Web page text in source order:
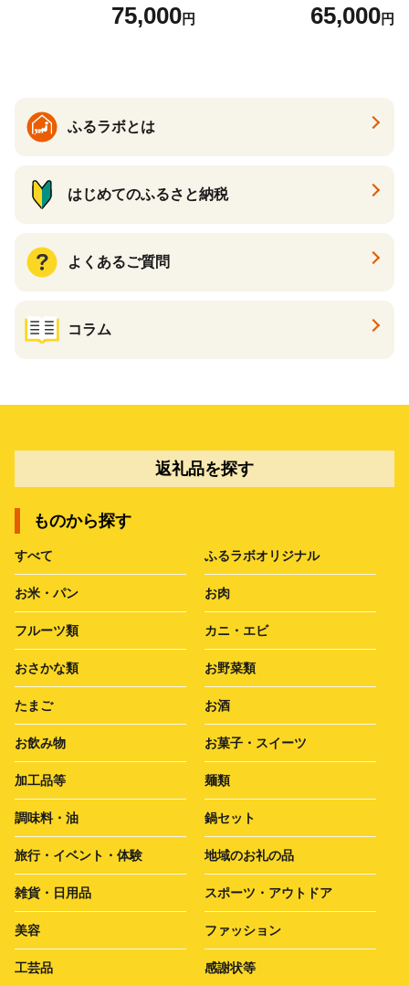
75,000円 65,000円
ふるラボとは
はじめてのふるさと納税
よくあるご質問
コラム
返礼品を探す
ものから探す
すべて ふるラボオリジナル
お米・パン お肉
フルーツ類 カニ・エビ
おさかな類 お野菜類
たまご お酒
お飲み物 お菓子・スイーツ
加工品等 麺類
調味料・油 鍋セット
旅行・イベント・体験 地域のお礼の品
雑貨・日用品 スポーツ・アウトドア
美容 ファッション
工芸品 感謝状等